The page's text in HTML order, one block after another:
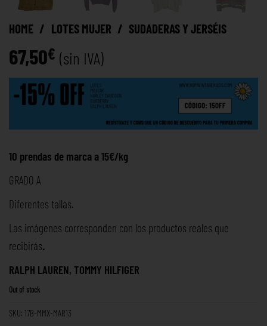
HOME / LOTES MUJER / SUDADERAS Y JERSÉIS
67,50€ (sin IVA)
10 prendas de marca a 15€/kg
GRADO A
Diferentes tallas.
Las imágenes corresponden con los productos reales que
recibirás.
RALPH LAUREN, TOMMY HILFIGER
Out of stock
SKU: 17B-MMX-MAR13